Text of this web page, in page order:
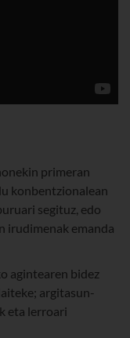
primeran
konbentzionalean
segituz, edo
irudimenak emanda
agintearen bidez
argitasun-
eta lerroari